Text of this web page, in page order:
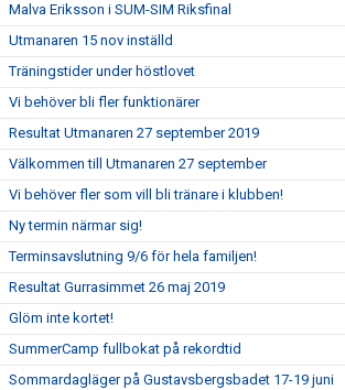
Malva Eriksson i SUM-SIM Riksfinal
Utmanaren 15 nov inställd
Träningstider under höstlovet
Vi behöver bli fler funktionärer
Resultat Utmanaren 27 september 2019
Välkommen till Utmanaren 27 september
Vi behöver fler som vill bli tränare i klubben!
Ny termin närmar sig!
Terminsavslutning 9/6 för hela familjen!
Resultat Gurrasimmet 26 maj 2019
Glöm inte kortet!
SummerCamp fullbokat på rekordtid
Sommardagläger på Gustavsbergsbadet 17-19 juni